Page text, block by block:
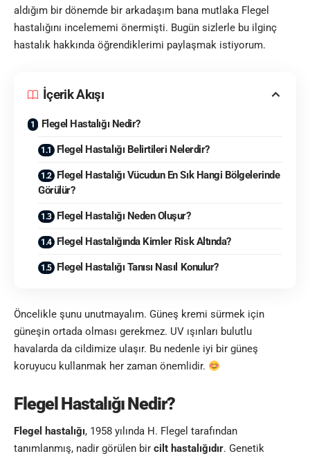
aldığım bir dönemde bir arkadaşım bana mutlaka Flegel
hastalığını incelememi önermişti. Bugün sizlerle bu ilginç
hastalık hakkında öğrendiklerimi paylaşmak istiyorum.
İçerik Akışı
Flegel Hastalığı Nedir?
Flegel Hastalığı Belirtileri Nelerdir?
Flegel Hastalığı Vücudun En Sık Hangi Bölgelerinde
Görülür?
Flegel Hastalığı Neden Oluşur?
Flegel Hastalığında Kimler Risk Altında?
Flegel Hastalığı Tanısı Nasıl Konulur?
Öncelikle şunu unutmayalım. Güneş kremi sürmek için
güneşin ortada olması gerekmez. UV ışınları bulutlu
havalarda da cildimize ulaşır. Bu nedenle iyi bir güneş
koruyucu kullanmak her zaman önemlidir.
Flegel Hastalığı Nedir?
Flegel hastalığı, 1958 yılında H. Flegel tarafından
tanımlanmış, nadir görülen bir cilt hastalığıdır. Genetik